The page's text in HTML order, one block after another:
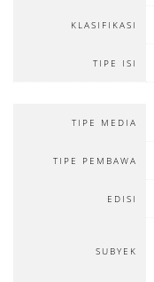
KLASIFIKASI
TIPE ISI
TIPE MEDIA
TIPE PEMBAWA
EDISI
SUBYEK